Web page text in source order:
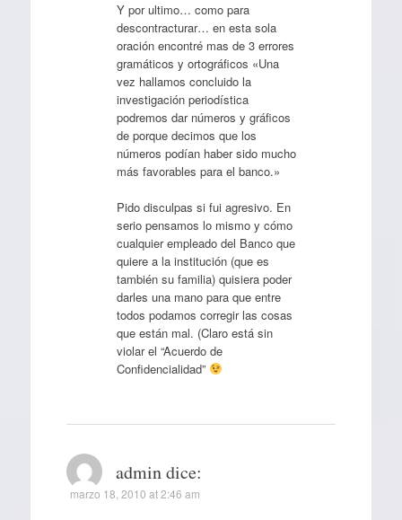
Y por ultimo… como para
descontracturar… en esta sola
oración encontré mas de 3 errores
gramáticos y ortográficos «Una
vez hallamos concluido la
investigación periodística
podremos dar números y gráficos
de porque decimos que los
números podían haber sido mucho
más favorables para el banco.»
Pido disculpas si fui agresivo. En
serio pensamos lo mismo y cómo
cualquier empleado del Banco que
quiere a la institución (que es
también su familia) quisiera poder
darles una mano para que entre
todos podamos corregir las cosas
que están mal. (Claro está sin
violar el “Acuerdo de
Confidencialidad”
admin dice:
marzo 18, 2010 at 2:46 am